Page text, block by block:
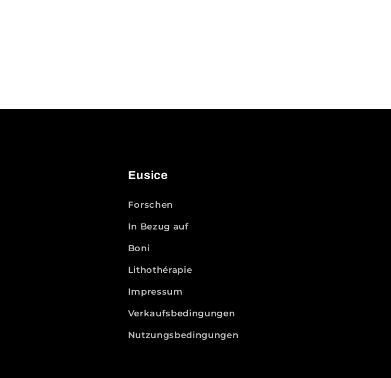
Eusice
Forschen
In Bezug auf
Boni
Lithothérapie
Impressum
Verkaufsbedingungen
Nutzungsbedingungen